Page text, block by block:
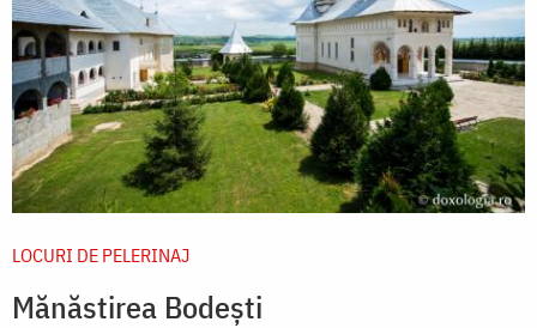
LOCURI DE PELERINAJ
Mănăstirea Bodești